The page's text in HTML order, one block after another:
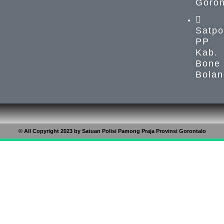
PP
Kab.
Bone
© All Copyright 2023 by Satuan Polisi Pamong Praja Provinsi Gorontalo